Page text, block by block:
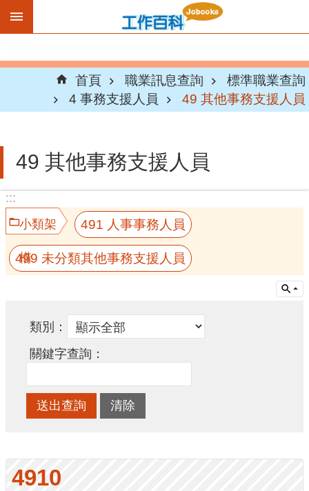
跳到主要內容區塊
首頁 職業訊息查詢
標準職業查詢
4 事務支援人員
49 其他事務支援人員
49 其他事務支援人員
:::
:::
小類架
構
491 人事事務人員
499 未分類其他事務支援人員
類別
關鍵字查詢
4910